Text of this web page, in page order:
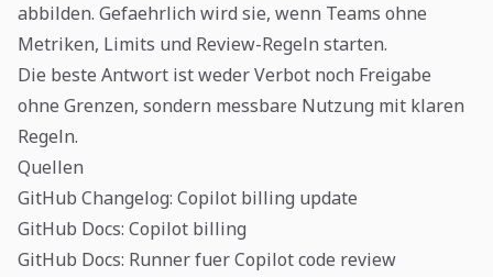
abbilden. Gefaehrlich wird sie, wenn Teams ohne
Metriken, Limits und Review-Regeln starten.
Die beste Antwort ist weder Verbot noch Freigabe
ohne Grenzen, sondern messbare Nutzung mit klaren
Regeln.
Quellen
GitHub Changelog: Copilot billing update
GitHub Docs: Copilot billing
GitHub Docs: Runner fuer Copilot code review